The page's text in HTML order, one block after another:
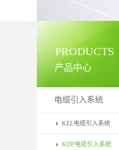
产品中心
PRODUCTS
电缆引入系统
KEL电缆引入系统
KDP电缆引入系统